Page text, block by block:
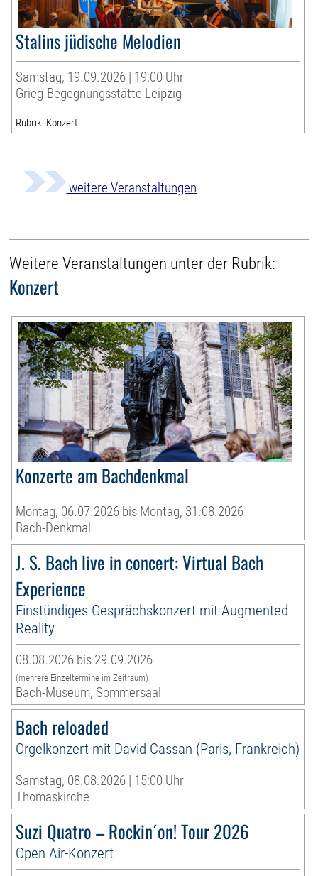
Stalins jüdische Melodien
Samstag, 19.09.2026 | 19:00 Uhr
Grieg-Begegnungsstätte Leipzig
Rubrik: Konzert
weitere Veranstaltungen
Weitere Veranstaltungen unter der Rubrik:
Konzert
Konzerte am Bachdenkmal
Montag, 06.07.2026 bis Montag, 31.08.2026
Bach-Denkmal
J. S. Bach live in concert: Virtual Bach
Experience
Einstündiges Gesprächskonzert mit Augmented
Reality
08.08.2026 bis 29.09.2026
(mehrere Einzeltermine im Zeitraum)
Bach-Museum, Sommersaal
Bach reloaded
Orgelkonzert mit David Cassan (Paris, Frankreich)
Samstag, 08.08.2026 | 15:00 Uhr
Thomaskirche
Suzi Quatro – Rockin´on! Tour 2026
Open Air-Konzert